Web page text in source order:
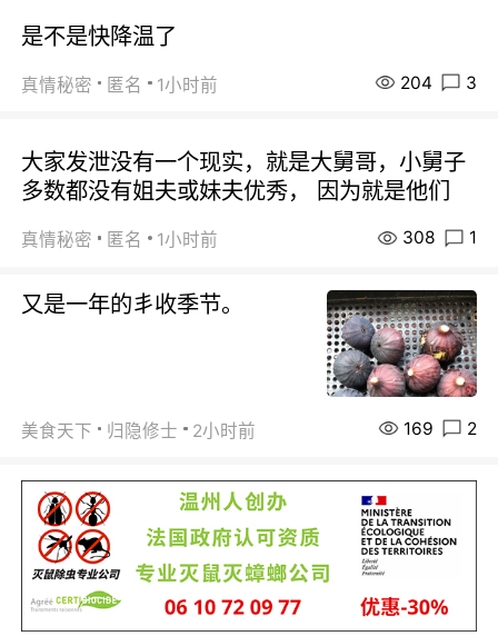
是不是快降温了
真情秘密 匿名 1小时前 204 3
大家发泄没有一个现实，就是大舅哥，小舅子
多数都没有姐夫或妹夫优秀， 因为就是他们
真情秘密 匿名 1小时前 308 1
又是一年的丯收季节。
美食天下 归隐修士 2小时前 169 2